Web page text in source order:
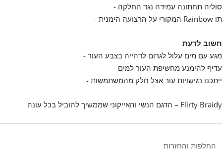
סוליה תחתונה עמידה נגד החלקה -
תו Rainbow המקורי על הרצועה הימנית -
חשוב לדעת
מגע עם מים עלול לגרום לדהייה בצבע העור -
עדיף להימנע מחשיפת העור למים -
ייתכנו רגישויות עור אצל חלק מהמשתמשות -
Flirty Braidy – הדגם הנשי והאייקוני שממשיך להוביל בכל עונה
החלפות והחזרות